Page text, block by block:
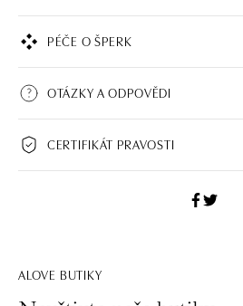
PÉČE O ŠPERK
OTÁZKY A ODPOVĚDI
CERTIFIKÁT PRAVOSTI
ALOVE BUTIKY